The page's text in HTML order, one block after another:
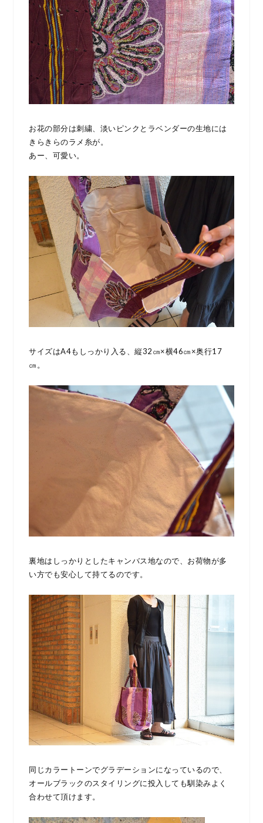
お花の部分は刺繍、淡いピンクとラベンダーの生地には
きらきらのラメ糸が。
あー、可愛い。
サイズはA4もしっかり入る、縦32㎝×横46㎝×奥行17
㎝。
裏地はしっかりとしたキャンバス地なので、お荷物が多
い方でも安心して持てるのです。
同じカラートーンでグラデーションになっているので、
オールブラックのスタイリングに投入しても馴染みよく
合わせて頂けます。